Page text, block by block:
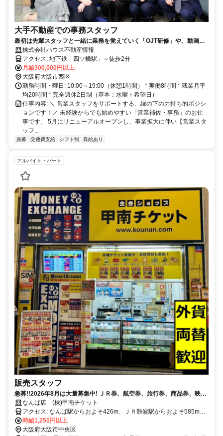
大手不動産での事務スタッフ
最初は先輩スタッフと一緒に業務を覚えていく「OJT研修」や、動画マ
ニュアルも完備。PC入力に自信がない方も、簡単な操作からスタートで
きるのでご安心ください。
株式会社ハウス不動産情報
アクセス: 地下鉄「四ツ橋駅」～徒歩2分
月給300,000円以上
大阪府大阪市西区
勤務時間・曜日: 10:00～19:00（休憩1時間） * 実働8時間 * 残業月平
均20時間 * 完全週休2日制（基本：水曜＋希望日）
仕事内容: ＼ 営業スタッフをサポートする、縁の下の力持ち的ポジシ
ョンです！／ 未経験からでも始めやすい「営業補佐・事務」のお仕
事です。 5月にリニューアルオープンし、事業拡大に伴い【営業スタ
ッフ...
急募 交通費支給 シフト制 昇給あり
アルバイト・パート
販売スタッフ
急募!!2026年8月は大量募集中! ＪＲ券、航空券、旅行券、商品券、映画
券 などの販売の求人です。 一から丁寧にお教えいたします。 関西圏と
東京に直営店舗を展開し、 「宝くじ売り場経験者も歓迎」 ｜駅からすぐ
でアクセス良好｜充実の福利厚生｜従業員の圧倒的な支持を頂戴してい
るのが当店！お客様はもちろん従業員にとっても『キレイ・安心・安
なんば店 (株)甲南チケット
アクセス: なんば駅からおよそ426m、ＪＲ難波駅からおよそ585m、
近鉄日本橋駅からおよそ438m ■南海「難波」駅より徒歩5分（大阪市
中央区難波３丁目２番２２号）
時給1,250円以上
大阪府大阪市中央区